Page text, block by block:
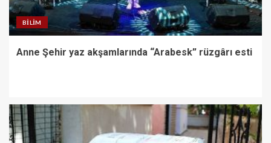
BILIM
Anne Şehir yaz akşamlarında “Arabesk” rüzgârı esti